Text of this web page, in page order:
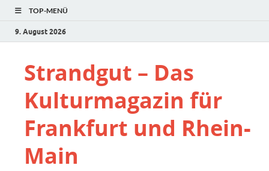
TOP-MENÜ
9. August 2026
Strandgut – Das
Kulturmagazin für
Frankfurt und Rhein-
Main